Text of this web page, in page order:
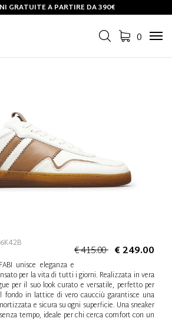
GRATUITE A PARTIRE DA 390€
0
€ 415.00 € 249.00
unisce eleganza e
per la vita di tutti i giorni. Realizzata in vera
per il suo look curato e versatile, perfetto per
in lattice di vero caucciù garantisce una
e sicura su ogni superficie. Una sneaker
tempo, ideale per chi cerca comfort con un